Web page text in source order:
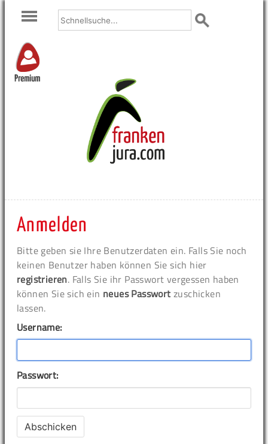
Premium
Anmelden
Bitte geben sie Ihre Benutzerdaten ein. Falls Sie noch
keinen Benutzer haben können Sie sich hier
registrieren. Falls Sie ihr Passwort vergessen haben
können Sie sich ein neues Passwort zuschicken
lassen.
Username:
Passwort: